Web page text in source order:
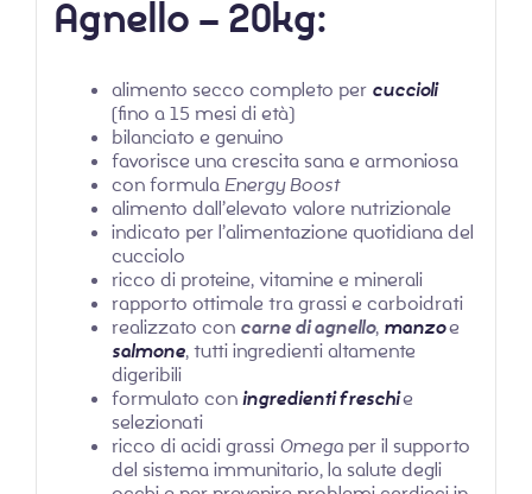
Agnello – 20kg:
alimento secco completo per cuccioli
(fino a 15 mesi di età)
bilanciato e genuino
favorisce una crescita sana e armoniosa
con formulaEnergy Boost
alimento dall’elevato valore nutrizionale
indicato per l’alimentazione quotidiana del
cucciolo
ricco di proteine, vitamine e minerali
rapporto ottimale tra grassi e carboidrati
realizzato con carne di agnello, manzoe
salmone, tutti ingredienti altamente
digeribili
formulato coningredienti freschie
selezionati
ricco di acidi grassi Omegaper il supporto
del sistema immunitario, la salute degli